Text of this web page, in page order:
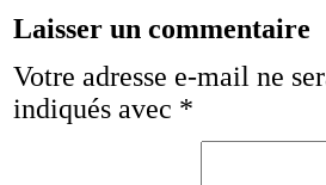
Laisser un commentaire
Votre adresse e-mail ne
indiqués avec *